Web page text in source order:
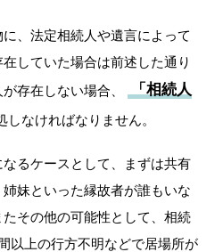
、法定相続人や遺言によって
していた場合は前述した通り
存在しない場合、
「相続人
しなければなりません。
るケースとして、まずは共有
妹といった縁故者が誰もいな
その他の可能性として、相続
以上の行方不明などで居場所が